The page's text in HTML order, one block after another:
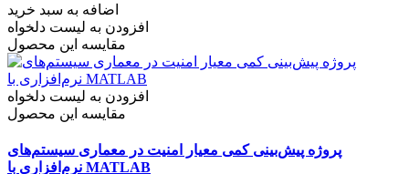
اضافه به سبد خرید
افزودن به لیست دلخواه
مقایسه این محصول
افزودن به لیست دلخواه
مقایسه این محصول
پروژه پیش‌بینی کمی معیار امنیت در معماری سیستم‌های
نرم‌افزاری با MATLAB